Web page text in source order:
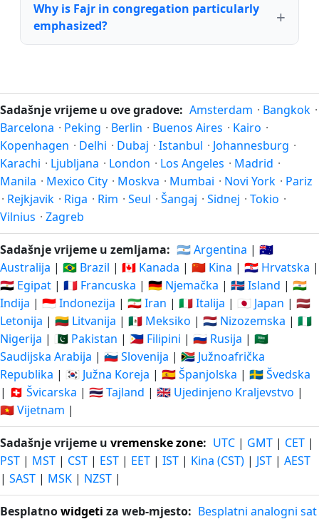
Why is Fajr in congregation particularly
emphasized?
Sadašnje vrijeme u ove gradove: Amsterdam · Bangkok ·
Barcelona · Peking · Berlin · Buenos Aires · Kairo ·
Kopenhagen · Delhi · Dubaj · Istanbul · Johannesburg ·
Karachi · Ljubljana · London · Los Angeles · Madrid ·
Manila · Mexico City · Moskva · Mumbai · Novi York · Pariz
· Rejkjavik · Riga · Rim · Seul · Šangaj · Sidnej · Tokio ·
Vilnius · Zagreb
Sadašnje vrijeme u zemljama: 🇦🇷 Argentina | 🇦🇺
Australija | 🇧🇷 Brazil | 🇨🇦 Kanada | 🇨🇳 Kina | 🇭🇷 Hrvatska |
🇪🇬 Egipat | 🇫🇷 Francuska | 🇩🇪 Njemačka | 🇮🇸 Island | 🇮🇳
Indija | 🇮🇩 Indonezija | 🇮🇷 Iran | 🇮🇹 Italija | 🇯🇵 Japan | 🇱🇻
Letonija | 🇱🇹 Litvanija | 🇲🇽 Meksiko | 🇳🇱 Nizozemska | 🇳🇬
Nigerija | 🇵🇰 Pakistan | 🇵🇭 Filipini | 🇷🇺 Rusija | 🇸🇦
Saudijska Arabija | 🇸🇮 Slovenija | 🇿🇦 Južnoafrička
Republika | 🇰🇷 Južna Koreja | 🇪🇸 Španjolska | 🇸🇪 Švedska
| 🇨🇭 Švicarska | 🇹🇭 Tajland | 🇬🇧 Ujedinjeno Kraljevstvo |
🇻🇳 Vijetnam |
Sadašnje vrijeme u vremenske zone: UTC | GMT | CET |
PST | MST | CST | EST | EET | IST | Kina (CST) | JST | AEST
| SAST | MSK | NZST |
Besplatnowidgeti za web-mjesto: Besplatni analogni sat